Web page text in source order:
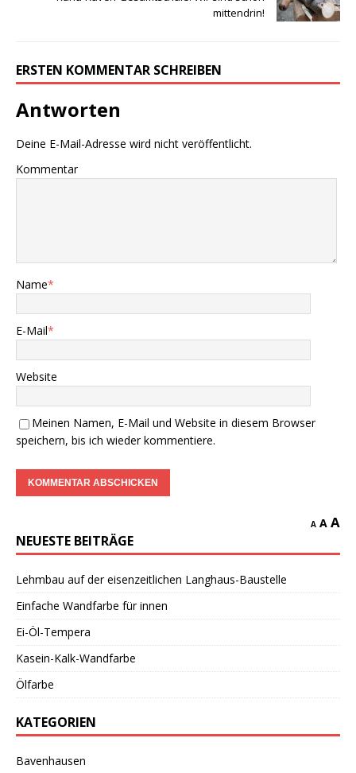
mittendrin!
ERSTEN KOMMENTAR SCHREIBEN
Antworten
Deine E-Mail-Adresse wird nicht veröffentlicht.
Kommentar
Name*
E-Mail*
Website
Meinen Namen, E-Mail und Website in diesem Browser
speichern, bis ich wieder kommentiere.
A A A
NEUESTE BEITRÄGE
Lehmbau auf der eisenzeitlichen Langhaus-Baustelle
Einfache Wandfarbe für innen
Ei-Öl-Tempera
Kasein-Kalk-Wandfarbe
Ölfarbe
KATEGORIEN
Bavenhausen